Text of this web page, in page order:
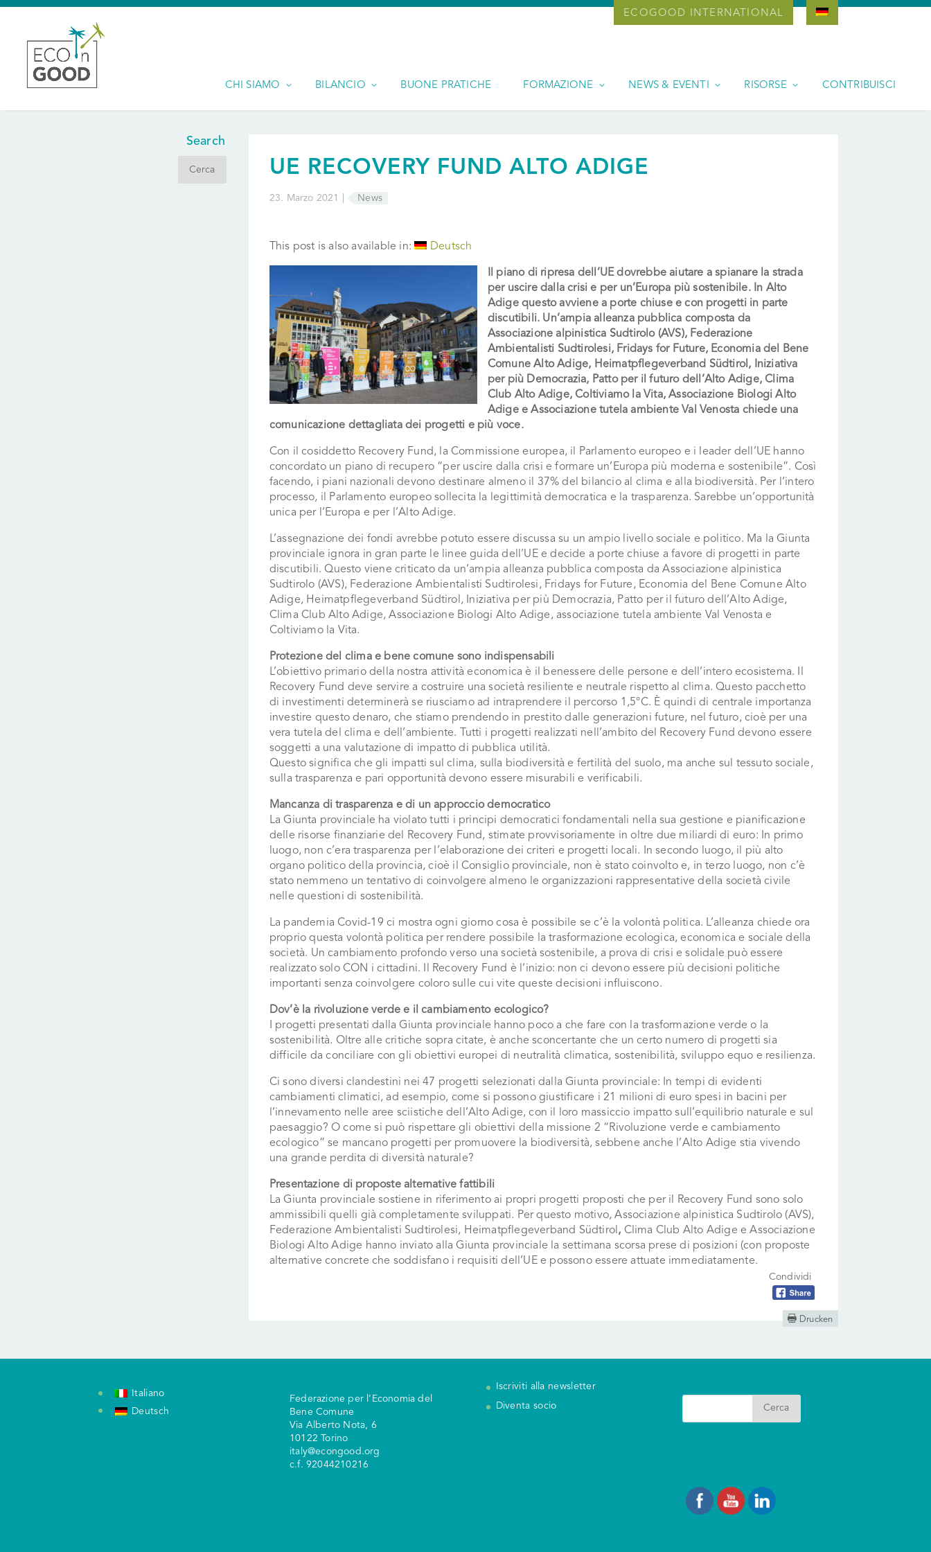
ECOGOOD INTERNATIONAL
CHI SIAMO BILANCIO BUONE PRATICHE FORMAZIONE NEWS & EVENTI RISORSE CONTRIBUISCI
UE RECOVERY FUND ALTO ADIGE
23. Marzo 2021 | News
This post is also available in: Deutsch
Il piano di ripresa dell’UE dovrebbe aiutare a spianare la strada
per uscire dalla crisi e per un’Europa più sostenibile. In Alto
Adige questo avviene a porte chiuse e con progetti in parte
discutibili. Un’ampia alleanza pubblica composta da
Associazione alpinistica Sudtirolo (AVS), Federazione
Ambientalisti Sudtirolesi, Fridays for Future, Economia del Bene
Comune Alto Adige, Heimatpflegeverband Südtirol,
Iniziativa
per più Democrazia, Patto per il futuro dell’Alto Adige, Clima
Club Alto Adige,Coltiviamo la Vita, Associazione Biologi Alto
Adige e Associazione tutela ambiente Val Venosta chiede una
comunicazione dettagliata dei progetti e più voce.
Con il cosiddetto Recovery Fund, la Commissione europea, il Parlamento europeo e i leader dell’UE hanno
concordato un piano di recupero “per uscire dalla crisi e formare un’Europa più moderna e sostenibile”. Così
facendo, i piani nazionali devono destinare almeno il 37% del bilancio al clima e alla biodiversità. Per l’intero
processo, il Parlamento europeo sollecita la legittimità democratica e la trasparenza. Sarebbe un’opportunità
unica per l’Europa e per l’Alto Adige.
L’assegnazione dei fondi avrebbe potuto essere discussa su un ampio livello sociale e politico. Ma la Giunta
provinciale ignora in gran parte le linee guida dell’UE e decide a porte chiuse a favore di progetti in parte
discutibili. Questo viene criticato da un’ampia alleanza pubblica composta da Associazione alpinistica
Sudtirolo (AVS), Federazione Ambientalisti Sudtirolesi, Fridays for Future, Economia del Bene Comune Alto
Adige, Heimatpflegeverband Südtirol, Iniziativa per più Democrazia, Patto per il futuro dell’Alto Adige,
Clima Club Alto Adige, Associazione Biologi Alto Adige, associazione tutela ambiente Val Venosta e
Coltiviamo la Vita.
Protezione del clima e bene comune sono indispensabili
L’obiettivo primario della nostra attività economica è il benessere delle persone e dell’intero ecosistema. Il
Recovery Fund deve servire a costruire una società resiliente e neutrale rispetto al clima. Questo pacchetto
di investimenti determinerà se riusciamo ad intraprendere il percorso 1,5°C. È quindi di centrale importanza
investire questo denaro, che stiamo prendendo in prestito dalle generazioni future, nel futuro, cioè per una
vera tutela del clima e dell’ambiente. Tutti i progetti realizzati nell’ambito del Recovery Fund devono essere
soggetti a una valutazione di impatto di pubblica utilità.
Questo significa che gli impatti sul clima, sulla biodiversità e fertilità del suolo, ma anche sul tessuto sociale,
sulla trasparenza e pari opportunità devono essere misurabili e verificabili.
Mancanza di trasparenza e di un approccio democratico
La Giunta provinciale ha violato tutti i principi democratici fondamentali nella sua gestione e pianificazione
delle risorse finanziarie del Recovery Fund, stimate provvisoriamente in oltre due miliardi di euro: In primo
luogo, non c’era trasparenza per l’elaborazione dei criteri e progetti locali. In secondo luogo, il più alto
organo politico della provincia, cioè il Consiglio provinciale, non è stato coinvolto e, in terzo luogo, non c’è
stato nemmeno un tentativo di coinvolgere almeno le organizzazioni rappresentative della società civile
nelle questioni di sostenibilità.
La pandemia Covid-19 ci mostra ogni giorno cosa è possibile se c’è la volontà politica. L’alleanza chiede ora
proprio questa volontà politica per rendere possibile la trasformazione ecologica, economica e sociale della
società. Un cambiamento profondo verso una società sostenibile, a prova di crisi e solidale può essere
realizzato solo CON i cittadini. Il Recovery Fund è l’inizio: non ci devono essere più decisioni politiche
importanti senza coinvolgere coloro sulle cui vite queste decisioni influiscono.
Dov’è la rivoluzione verde e il cambiamento ecologico?
I progetti presentati dalla Giunta provinciale hanno poco a che fare con la trasformazione verde o la
sostenibilità. Oltre alle critiche sopra citate, è anche sconcertante che un certo numero di progetti sia
difficile da conciliare con gli obiettivi europei di neutralità climatica, sostenibilità, sviluppo equo e resilienza.
Ci sono diversi clandestini nei 47 progetti selezionati dalla Giunta provinciale: In tempi di evidenti
cambiamenti climatici, ad esempio, come si possono giustificare i 21 milioni di euro spesi in bacini per
l’innevamento nelle aree sciistiche dell’Alto Adige, con il loro massiccio impatto sull’equilibrio naturale e sul
paesaggio? O come si può rispettare gli obiettivi della missione 2 “Rivoluzione verde e cambiamento
ecologico” se mancano progetti per promuovere la biodiversità, sebbene anche l’Alto Adige stia vivendo
una grande perdita di diversità naturale?
Presentazione di proposte alternative fattibili
La Giunta provinciale sostiene in riferimento ai propri progetti proposti che per il Recovery Fund sono solo
ammissibili quelli già completamente sviluppati. Per questo motivo, Associazione alpinistica Sudtirolo (AVS),
Federazione Ambientalisti Sudtirolesi, Heimatpflegeverband Südtirol , Clima Club Alto Adige e Associazione
Biologi Alto Adige hanno inviato alla Giunta provinciale la settimana scorsa prese di posizioni (con proposte
alternative concrete che soddisfano i requisiti dell’UE e possono essere attuate immediatamente.
Condividi
Drucken
Search
Italiano
Deutsch
Federazione per l’Economia del
Bene Comune
Via Alberto Nota, 6
10122 Torino
italy@econgood.org
c.f. 92044210216
Iscriviti alla newsletter
Diventa socio